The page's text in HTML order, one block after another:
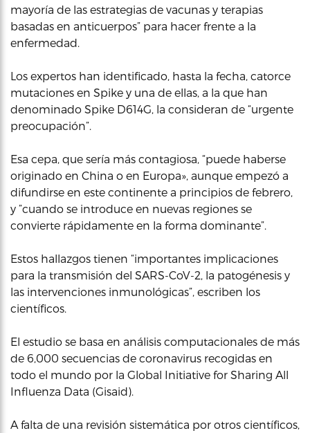
mayoría de las estrategias de vacunas y terapias
basadas en anticuerpos” para hacer frente a la
enfermedad.
Los expertos han identificado, hasta la fecha, catorce
mutaciones en Spike y una de ellas, a la que han
denominado Spike D614G, la consideran de “urgente
preocupación”.
Esa cepa, que sería más contagiosa, “puede haberse
originado en China o en Europa», aunque empezó a
difundirse en este continente a principios de febrero,
y ”cuando se introduce en nuevas regiones se
convierte rápidamente en la forma dominante”.
Estos hallazgos tienen “importantes implicaciones
para la transmisión del SARS-CoV-2, la patogénesis y
las intervenciones inmunológicas”, escriben los
científicos.
El estudio se basa en análisis computacionales de más
de 6,000 secuencias de coronavirus recogidas en
todo el mundo por la Global Initiative for Sharing All
Influenza Data (Gisaid).
A falta de una revisión sistemática por otros científicos,